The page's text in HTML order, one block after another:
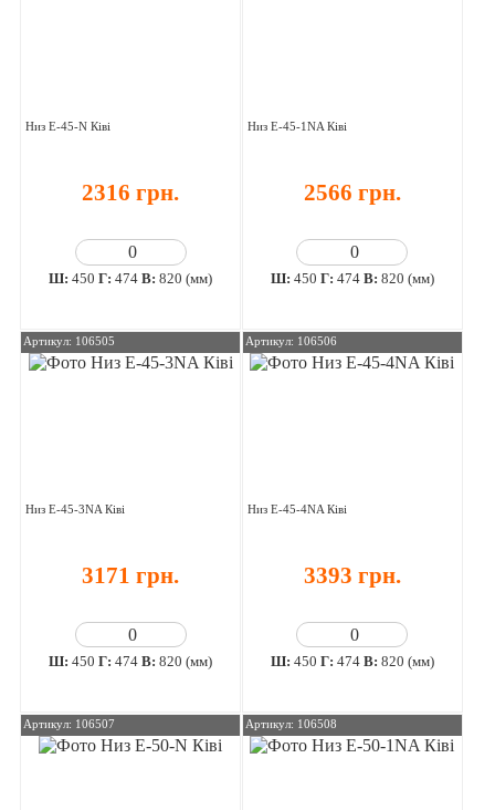
Низ E-45-N Ківі
2316 грн.
Ш:450 Г:474 В:820 (мм)
Низ E-45-1NA Ківі
2566 грн.
Ш: 450 Г: 474В: 820 (мм)
Артикул: 106505
Низ E-45-3NA Ківі
3171 грн.
Ш:450 Г:474 В:820 (мм)
Артикул: 106506
Низ E-45-4NA Ківі
3393 грн.
Ш: 450 Г: 474В: 820 (мм)
Артикул: 106507 Артикул: 106508